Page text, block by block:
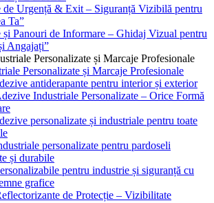
de Urgență & Exit – Siguranță Vizibilă pentru
Ta”
și Panouri de Informare – Ghidaj Vizual pentru
Angajați”
Personalizate și Marcaje Profesionale
antiderapante pentru interior și exterior
Industriale Personalizate – Orice Formă
personalizate și industriale pentru toate
personalizate pentru pardoseli
și durabile
pentru industrie și siguranță cu
grafice
de Protecție – Vizibilitate